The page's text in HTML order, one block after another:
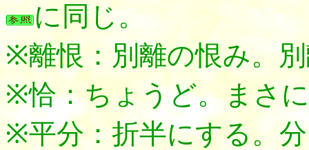
に同じ。
※離恨：別離の恨み。
※恰：ちょうど。まさ
※平分：折半にする。